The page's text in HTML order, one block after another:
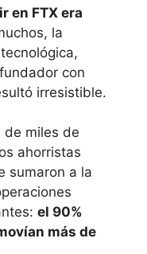
en FTX era
la
con
irresistible.
de miles de
ahorristas
sumaron a la
el 90%
más de